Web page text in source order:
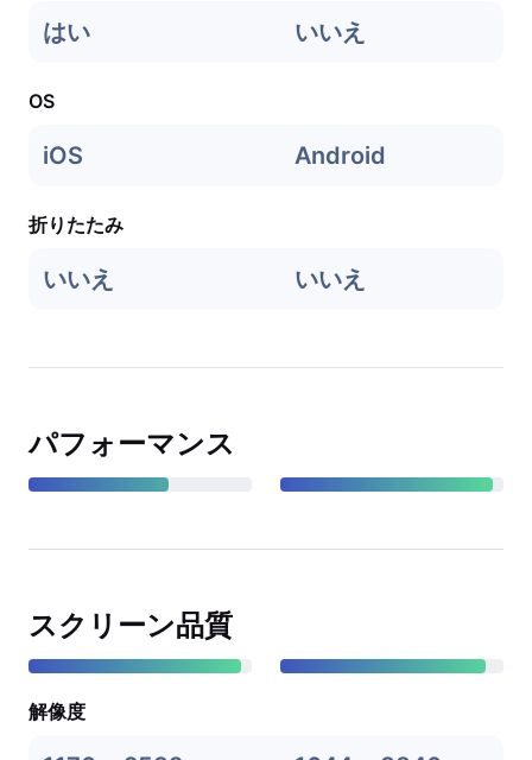
はい いいえ
OS
iOS Android
折りたたみ
いいえ いいえ
パフォーマンス
スクリーン品質
解像度